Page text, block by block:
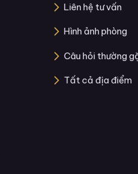
Liên hệ tư vấn
Hình ảnh phòng
Câu hỏi thường
Tất cả địa điểm